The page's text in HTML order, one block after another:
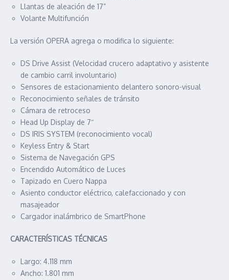
Llantas de aleación de 17”
Volante Multifunción
La versión OPERA agrega o modifica lo siguiente:
DS Drive Assist (Velocidad crucero adaptativo y asistente
de cambio carril involuntario)
Sensores de estacionamiento delantero sonoro-visual
Reconocimiento señales de tránsito
Cámara de retroceso
Head Up Display de 7″
DS IRIS SYSTEM (reconocimiento vocal)
Keyless Entry & Start
Sistema de Navegación GPS
Encendido Automático de Luces
Tapizado en Cuero Nappa
Asiento conductor eléctrico, calefaccionado y con
masajeador
Cargador inalámbrico de SmartPhone
CARACTERÍSTICAS TÉCNICAS
Largo: 4.118 mm
Ancho: 1.801 mm